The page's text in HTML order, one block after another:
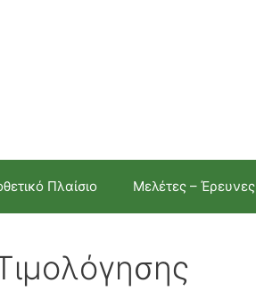
Πλαίσιο Μελέτες – Έρευνες